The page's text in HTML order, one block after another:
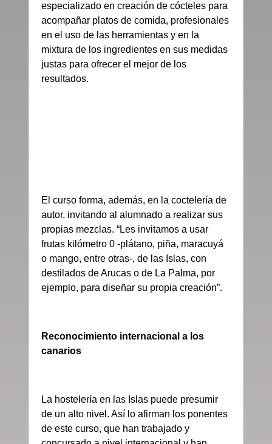
especializado en creación de cócteles para
acompañar platos de comida, profesionales
en el uso de las herramientas y en la
mixtura de los ingredientes en sus medidas
justas para ofrecer el mejor de los
resultados.
El curso forma, además, en la coctelería de
autor, invitando al alumnado a realizar sus
propias mezclas. “Les invitamos a usar
frutas kilómetro 0 -plátano, piña, maracuyá
o mango, entre otras-, de las Islas, con
destilados de Arucas o de La Palma, por
ejemplo, para diseñar su propia creación”.
Reconocimiento internacional a los
canarios
La hostelería en las Islas puede presumir
de un alto nivel. Así lo afirman los ponentes
de este curso, que han trabajado y